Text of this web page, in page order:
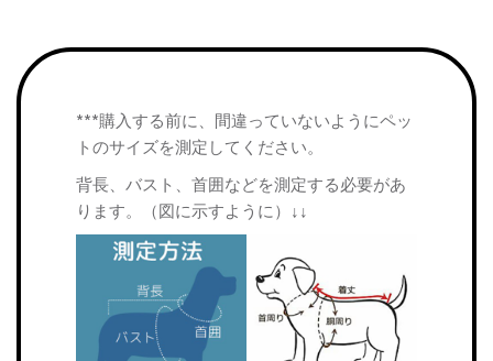
***購入する前に、間違っていないようにペッ
トのサイズを測定してください。
背長、バスト、首囲などを測定する必要があ
ります。（図に示すように）↓↓